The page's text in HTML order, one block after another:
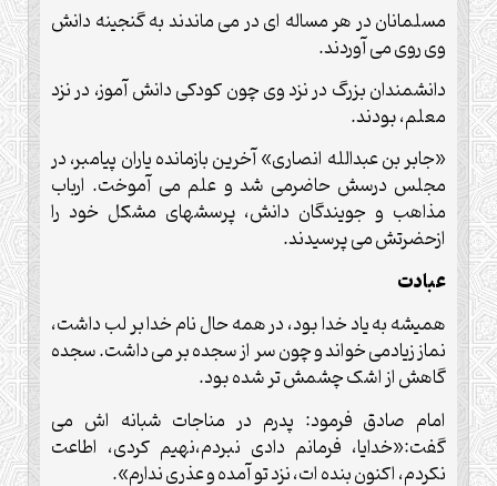
مسلمانان در هر مساله ای در می ماندند به گنجینه دانش
وی روی می آوردند.
دانشمندان بزرگ در نزد وی چون کودکی دانش آموز، در نزد
معلم، بودند.
«جابر بن عبدالله انصاری» آخرین بازمانده یاران پیامبر، در
مجلس درسش حاضرمی شد و علم می آموخت. ارباب
مذاهب و جویندگان دانش، پرسشهای مشکل خود را
ازحضرتش می پرسیدند.
عبادت
همیشه به یاد خدا بود، در همه حال نام خدا بر لب داشت،
نماز زیادمی خواند و چون سر از سجده بر می داشت. سجده
گاهش از اشک چشمش تر شده بود.
امام صادق فرمود: پدرم در مناجات شبانه اش می
گفت:«خدایا، فرمانم دادی نبردم،نهیم کردی، اطاعت
نکردم، اکنون بنده ات، نزد تو آمده و عذری ندارم».